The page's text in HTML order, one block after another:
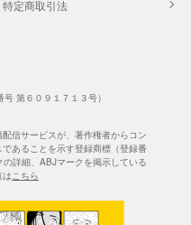
特定商取引法
信サービスが、著作権者からコン
あることを示す登録商標（登録番
詳細、ABJマークを掲示している
はこちら